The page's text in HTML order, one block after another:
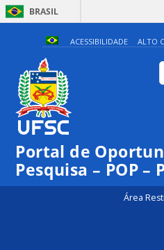
BRASIL
ACESSIBILIDADE ALTO
Portal de
Pesquisa – POP –
Área